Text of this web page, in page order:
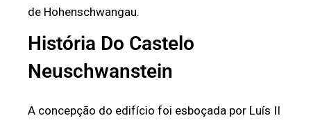
de Hohenschwangau.
História Do Castelo
Neuschwanstein
A concepção do edifício foi esboçada por Luís II